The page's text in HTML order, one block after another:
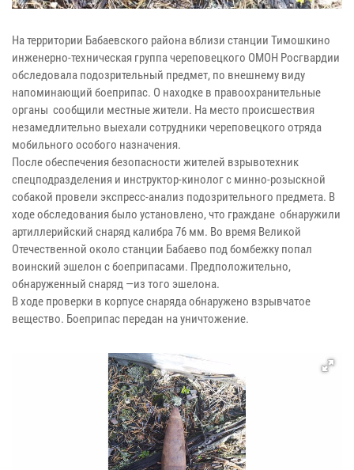
На территории Бабаевского района вблизи станции Тимошкино
инженерно-техническая группа череповецкого ОМОН Росгвардии
обследовала подозрительный предмет, по внешнему виду
напоминающий боеприпас. О находке в правоохранительные
органы сообщили местные жители. На место происшествия
незамедлительно выехали сотрудники череповецкого отряда
мобильного особого назначения.
После обеспечения безопасности жителей взрывотехник
спецподразделения и инструктор-кинолог с минно-розыскной
собакой провели экспресс-анализ подозрительного предмета. В
ходе обследования было установлено, что граждане обнаружили
артиллерийский снаряд калибра 76 мм. Во время Великой
Отечественной около станции Бабаево под бомбежку попал
воинский эшелон с боеприпасами. Предположительно,
обнаруженный снаряд —из того эшелона.
В ходе проверки в корпусе снаряда обнаружено взрывчатое
вещество. Боеприпас передан на уничтожение.